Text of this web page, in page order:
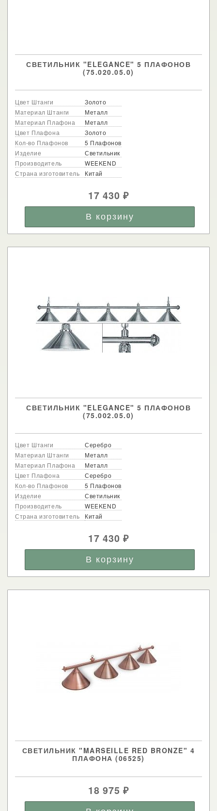
СВЕТИЛЬНИК "ELEGANCE" 5 ПЛАФОНОВ
(75.020.05.0)
Цвет Штанги
Золото
Материал Штанги
Металл
Материал Плафона
Металл
Цвет Плафона
Золото
Кол-во Плафонов
5 Плафонов
Изделие
Светильник
Производитель
WEEKEND
Страна изготовитель
Китай
17 430₽
СВЕТИЛЬНИК "ELEGANCE" 5 ПЛАФОНОВ
(75.002.05.0)
Цвет Штанги
Серебро
Материал Штанги
Металл
Материал Плафона
Металл
Цвет Плафона
Серебро
Кол-во Плафонов
5 Плафонов
Изделие
Светильник
Производитель
WEEKEND
Страна изготовитель
Китай
17 430₽
СВЕТИЛЬНИК "MARSEILLE RED BRONZE" 4
ПЛАФОНА (06525)
18 975₽